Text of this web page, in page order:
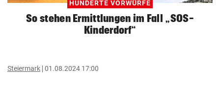
HUNDERTE VORWÜRFE
So stehen Ermittlungen im Fall „SOS-
Kinderdorf“
Steiermark 01.08.2024 17:00